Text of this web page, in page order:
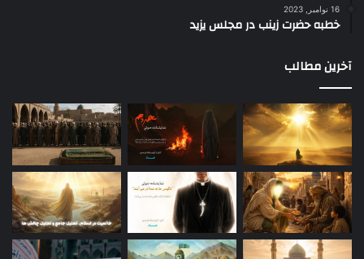
16 نوامبر, 2023
خطبه حضرت زینب در مجلس یزید
آخرین مطالب